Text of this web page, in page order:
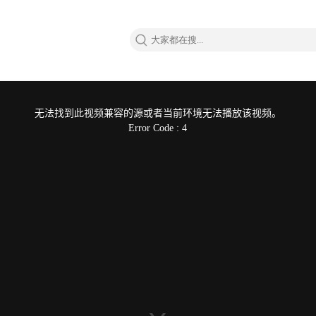
无法找到此视频兼容的源或者当前环境无法播放该视频。
Error Code : 4